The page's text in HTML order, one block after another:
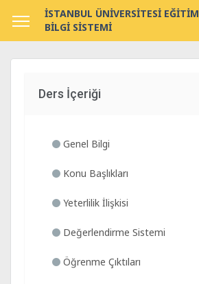
İSTANBUL ÜNİVERSİTESİ EĞİTİM
BİLGİ SİSTEMİ
Ders İçeriği
Genel Bilgi
Konu Başlıkları
Yeterlilik İlişkisi
Değerlendirme Sistemi
Öğrenme Çıktıları